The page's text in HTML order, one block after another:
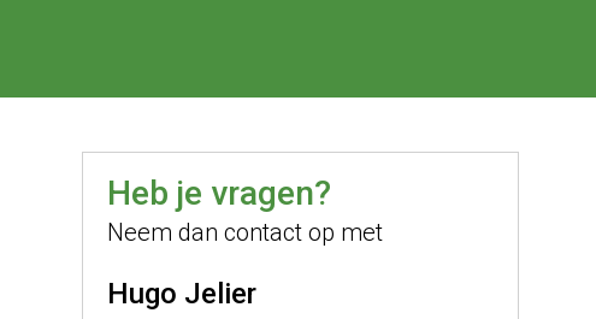
Heb je vragen?
Neem dan contact op met
Hugo Jelier